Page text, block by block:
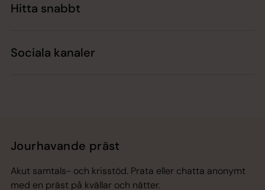
Hitta snabbt
Sociala kanaler
Jourhavande präst
Akut samtals- och krisstöd. Prata eller chatta anonymt
med en präst på kvällar och nätter.